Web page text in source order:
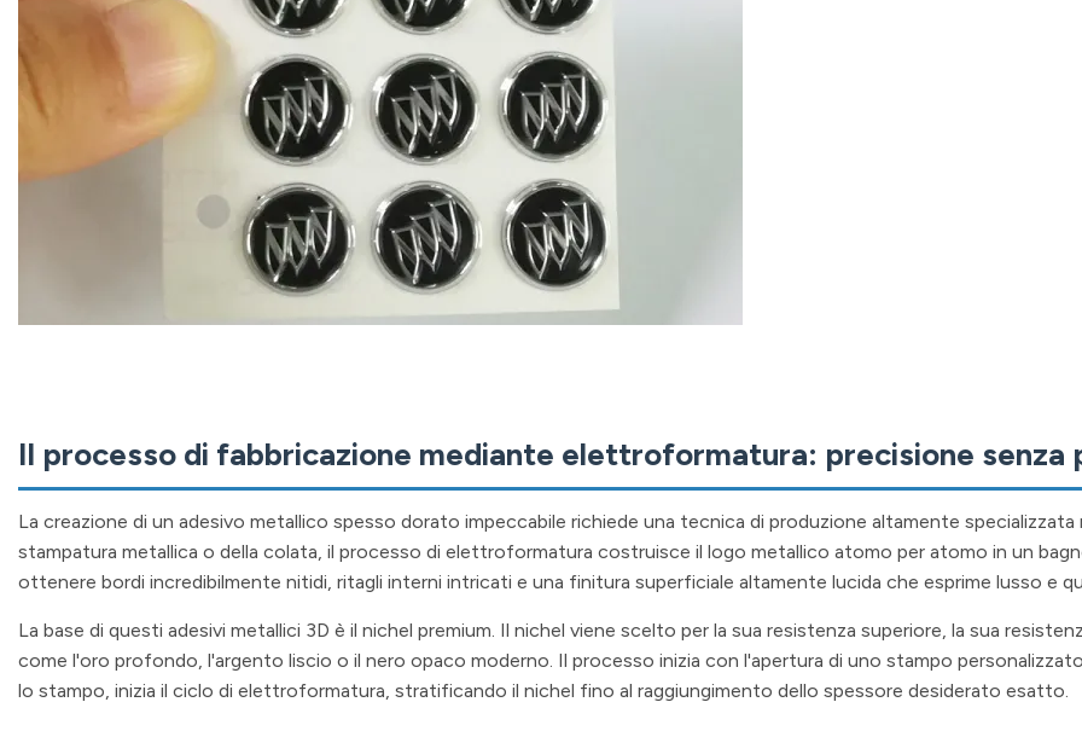
Il processo di fabbricazione mediante elettroformatura: precisione senza
La creazione di un adesivo metallico spesso dorato impeccabile richiede una tecnica di produzione altamente
stampatura metallica o della colata, il processo di elettroformatura costruisce il logo metallico atomo per atomo in un
ottenere bordi incredibilmente nitidi, ritagli interni intricati e una finitura superficiale altamente lucida che esprime lusso e
La base di questi adesivi metallici 3D è il nichel premium. Il nichel viene scelto per la sua resistenza superiore, la sua
come l'oro profondo, l'argento liscio o il nero opaco moderno. Il processo inizia con l'apertura di uno stampo
lo stampo, inizia il ciclo di elettroformatura, stratificando il nichel fino al raggiungimento dello spessore desiderato esatto.